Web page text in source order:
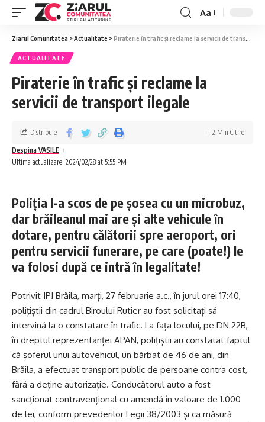
Aa
Ziarul Comunitatea >Actualitate >Piraterie în trafic și reclame la servicii de transport ilegale
ACTUALITATE
Piraterie în trafic și reclame la
servicii de transport ilegale
Ultima actualizare: 2024/02/28 at 5:55 PM
Despina VASILE
Distribuie 2 Min Citire
Poliția l-a scos de pe șosea cu un microbuz,
dar brăileanul mai are și alte vehicule în
dotare, pentru călătorii spre aeroport, ori
pentru servicii funerare, pe care (poate!) le
va folosi după ce intră în legalitate!
Potrivit IPJ Brăila, marți, 27 februarie a.c., în jurul orei 17:40,
polițiștii din cadrul Biroului Rutier au fost solicitați să
intervină la o constatare în trafic. La fața locului, pe DN 22B,
în dreptul reprezentanței APAN, polițiștii au constatat faptul
că șoferul unui autovehicul, un bărbat de 46 de ani, din
Brăila, a efectuat transport public de persoane contra cost,
fără a deține autorizație. Conducătorul auto a fost
sancționat contravențional cu amendă în valoare de 1.000
de lei, conform prevederilor Legii 38/2003 și ca măsură